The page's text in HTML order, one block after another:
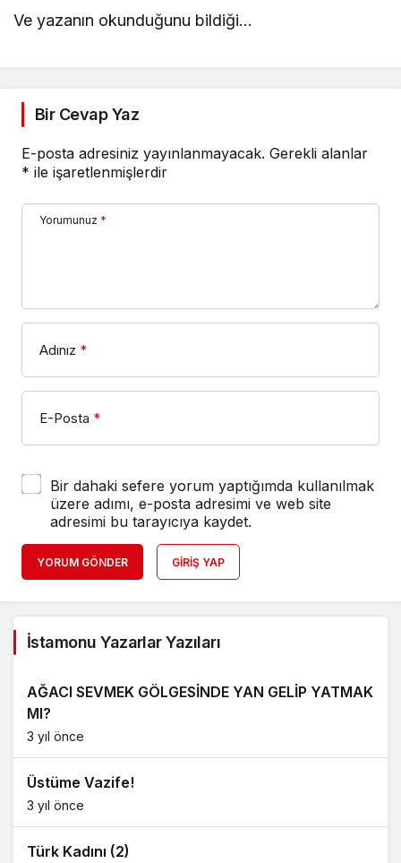
Ve yazanın okunduğunu bildiği…
Bir Cevap Yaz
E-posta adresiniz yayınlanmayacak. Gerekli alanlar
* ile işaretlenmişlerdir
Yorumunuz *
Adınız *
E-Posta *
Bir dahaki sefere yorum yaptığımda kullanılmak
üzere adımı, e-posta adresimi ve web site
adresimi bu tarayıcıya kaydet.
YORUM GÖNDER GIRIŞ YAP
İstamonu Yazarlar Yazıları
AĞACI SEVMEK GÖLGESİNDE YAN GELİP YATMAK
MI?
3 yıl önce
Üstüme Vazife!
3 yıl önce
Türk Kadını (2)